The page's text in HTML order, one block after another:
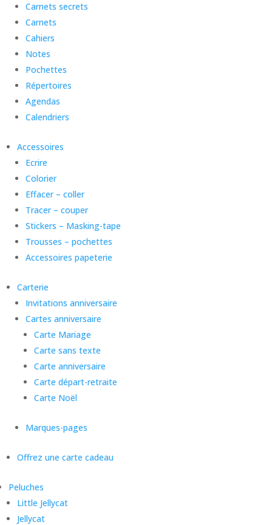
Carnets secrets
Carnets
Cahiers
Notes
Pochettes
Répertoires
Agendas
Calendriers
Accessoires
Ecrire
Colorier
Effacer – coller
Tracer – couper
Stickers – Masking-tape
Trousses – pochettes
Accessoires papeterie
Carterie
Invitations anniversaire
Cartes anniversaire
Carte Mariage
Carte sans texte
Carte anniversaire
Carte départ-retraite
Carte Noël
Marques-pages
Offrez une carte cadeau
Peluches
Little Jellycat
Jellycat